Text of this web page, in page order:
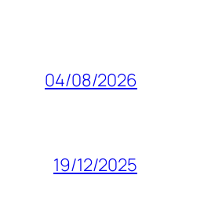
04/08/2026
19/12/2025